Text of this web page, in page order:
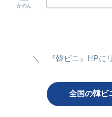
かのん
＼ 『韓ビニ』HPに
全国の韓ビ